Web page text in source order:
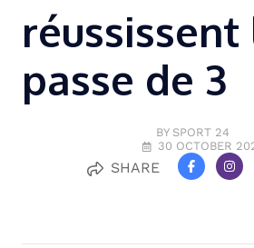
réussissent
passe de 3
BY SPORT 24
30 OCTOBER
SHARE